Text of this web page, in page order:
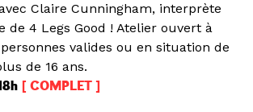
Claire Cunningham, interprète
de 4 Legs Good ! Atelier ouvert à
valides ou en situation de
de 16 ans.
[ COMPLET ]